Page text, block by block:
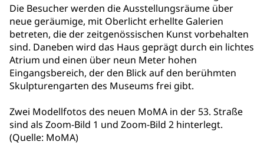
Die Besucher werden die Ausstellungsräume über
neue geräumige, mit Oberlicht erhellte Galerien
betreten, die der zeitgenössischen Kunst vorbehalten
sind. Daneben wird das Haus geprägt durch ein lichtes
Atrium und einen über neun Meter hohen
Eingangsbereich, der den Blick auf den berühmten
Skulpturengarten des Museums frei gibt.
Zwei Modellfotos des neuen MoMA in der 53. Straße
sind als Zoom-Bild 1 und Zoom-Bild 2 hinterlegt.
(Quelle: MoMA)